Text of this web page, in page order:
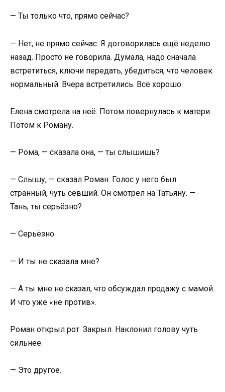
— Ты только что, прямо сейчас?
— Нет, не прямо сейчас. Я договорилась ещё неделю
назад. Просто не говорила. Думала, надо сначала
встретиться, ключи передать, убедиться, что человек
нормальный. Вчера встретились. Всё хорошо.
Елена смотрела на неё. Потом повернулась к матери.
Потом к Роману.
— Рома, — сказала она, — ты слышишь?
— Слышу, — сказал Роман. Голос у него был
странный, чуть севший. Он смотрел на Татьяну. —
Тань, ты серьёзно?
— Серьёзно.
— И ты не сказала мне?
— А ты мне не сказал, что обсуждал продажу с мамой.
И что уже «не против».
Роман открыл рот. Закрыл. Наклонил голову чуть
сильнее.
— Это другое.